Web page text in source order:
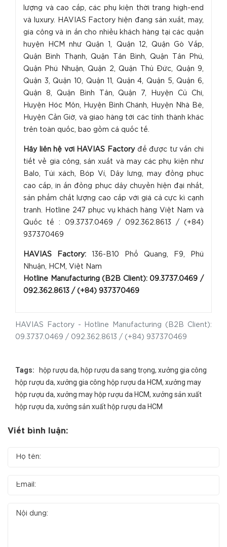
HAVIAS Factory - Hotline Manufacturing (B2B Client):
09.3737.0469 / 092.362.8613 / (+84) 937370469
lượng và cao cấp, các phụ kiện thời trang high-end
và luxury. HAVIAS Factory hiện đang sản xuất, may,
gia công và in ấn cho nhiều khách hàng tại các quận
huyện HCM như Quận 1, Quận 12, Quận Gò Vấp,
Quận Bình Thạnh, Quận Tân Bình, Quận Tân Phú,
Quận Phú Nhuận, Quận 2, Quận Thủ Đức, Quận 9,
Quận 3, Quận 10, Quận 11, Quận 4, Quận 5, Quận 6,
Quận 8, Quận Bình Tân, Quận 7, Huyện Củ Chi,
Huyện Hóc Môn, Huyện Bình Chánh, Huyện Nhà Bè,
Huyện Cần Giờ, và giao hàng tới các tỉnh thành khác
trên toàn quốc, bao gồm cả quốc tế.
H ãy liên hệ với HAVIAS Factoryđể được tư vấn chi
tiết về gia công, sản xuất và may các phụ kiện như
Balo, Túi xách, Bóp Ví, Dây lưng, may đồng phục
cao cấp, in ấn đồng phục dây chuyền hiện đại nhất,
sản phẩm chất lượng cao cấp với giá cả cực kì cạnh
tranh. Hotline 247 phục vụ khách hàng Việt Nam và
Quốc tế : 09.3737.0469 / 092.362.8613 / (+84)
937370469
HAVIAS Factory:
136-B10 Phổ Quang, F9, Phú
Nhuận, HCM, Việt Nam
Hotline Manufacturing (B2B Client): 09.3737.0469 /
092.362.8613 / (+84) 937370469
Tags: hộp rượu da, hộp rượu da sang trọng, xưởng gia công
hộp rượu da, xưởng gia công hộp rượu da HCM, xưởng may
hộp rượu da, xưởng may hộp rượu da HCM, xưởng sản xuất
hộp rượu da, xưởng sản xuất hộp rượu da HCM
Viết bình luận: